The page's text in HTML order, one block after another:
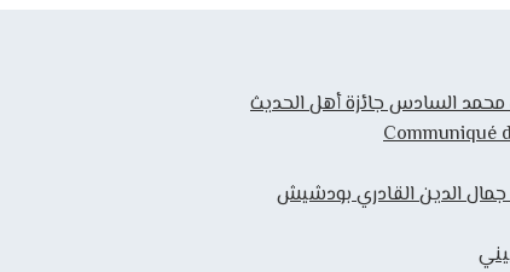
محمد السادس جائزة أهل الحديث
Communiqué
جمال الدين القادري بودشيش